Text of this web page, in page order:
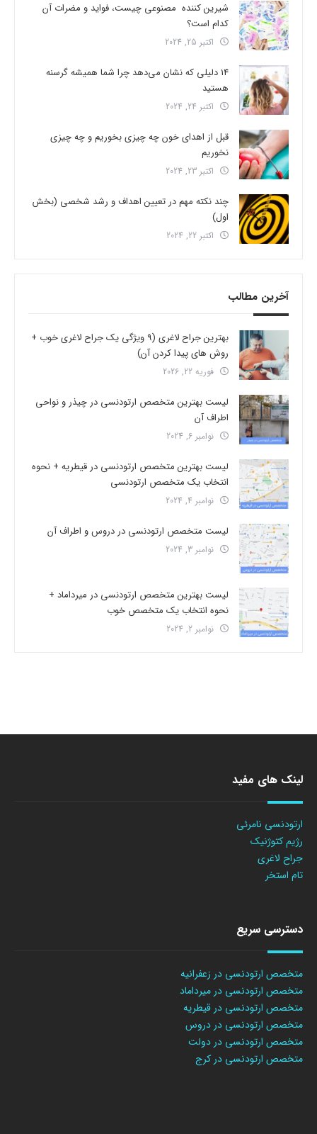
شیرین کننده مصنوعی چیست، فواید و مضرات آن
کدام است؟
اکتبر 25, 2024
14 دلیلی که نشان می‌دهد چرا شما همیشه گرسنه
هستید
اکتبر 24, 2024
قبل از اهدای خون چه چیزی بخوریم و چه چیزی
نخوریم
اکتبر 23, 2024
چند نکته مهم در تعیین اهداف و رشد شخصی (بخش
اول)
اکتبر 22, 2024
آخرین مطالب
بهترین جراح لاغری (9 ویژگی یک جراح لاغری خوب +
روش های پیدا کردن آن)
فوریه 22, 2026
لیست بهترین متخصص ارتودنسی در چیذر و نواحی
اطراف آن
نوامبر 6, 2024
لیست بهترین متخصص ارتودنسی در قیطریه + نحوه
انتخاب یک متخصص ارتودنسی
نوامبر 4, 2024
لیست متخصص ارتودنسی در دروس و اطراف آن
نوامبر 3, 2024
لیست بهترین متخصص ارتودنسی در میرداماد +
نحوه انتخاب یک متخصص خوب
نوامبر 2, 2024
لینک های مفید
ارتودنسی نامرئی
رژیم کتوژنیک
جراح لاغری
تام استخر
دسترسی سریع
متخصص ارتودنسی در زعفرانیه
متخصص ارتودنسی در میرداماد
متخصص ارتودنسی در قیطریه
متخصص ارتودنسی در دروس
متخصص ارتودنسی در دولت
متخصص ارتودنسی در کرج